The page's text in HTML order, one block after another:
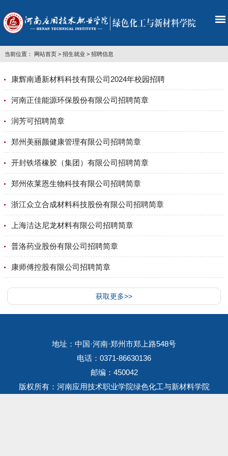
当前位置： 网站首页> 招生就业 > 招聘信息
康辉南通新材料科技有限公司2024年校园招聘
河南正佳能源环保股份有限公司招聘简章
润芳可招聘简章
郑州美丽颜健康管理有限公司招聘简章
开封铁塔橡胶（集团）有限公司招聘简章
郑州依莱恩生物科技有限公司招聘简章
浙江众立合成材料科技股份有限公司招聘简章
上海洁达尼龙材料有限公司招聘简章
普洛药业股份有限公司招聘简章
康师傅控股有限公司招聘简章
获取更多>>
地址：中国·河南·郑州市郑上路548号
电话：0371-86630136
邮编：450042
版权所有：河南应用技术职业学院绿色化工与新材料学院